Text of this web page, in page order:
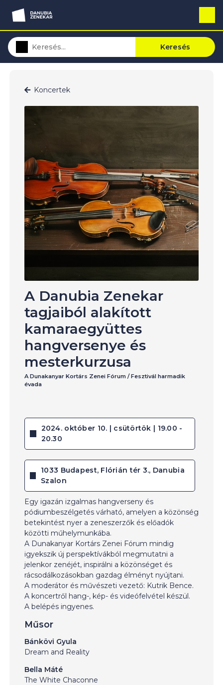
Keresés
Koncertek
A Danubia Zenekar
tagjaiból alakított
kamaraegyüttes
hangversenye és
mesterkurzusa
A Dunakanyar Kortárs Zenei Fórum / Fesztivál harmadik
évada
2024. október 10. | csütörtök | 19.00 -
20.30
1033 Budapest, Flórián tér 3., Danubia
Szalon
Egy igazán izgalmas hangverseny és
pódiumbeszélgetés várható, amelyen a közönség
betekintést nyer a zeneszerzők és előadók
közötti műhelymunkába.
A Dunakanyar Kortárs Zenei Fórum mindig
igyekszik új perspektívákból megmutatni a
jelenkor zenéjét, inspirálni a közönséget és
rácsodálkozásokban gazdag élményt nyújtani.
A moderátor és művészeti vezető: Kutrik Bence.
A koncertről hang-, kép- és videófelvétel készül.
A belépés ingyenes.
Műsor
Bánkövi Gyula
Dream and Reality
Bella Máté
The White Chaconne